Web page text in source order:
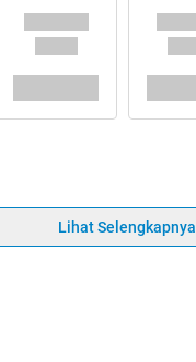
Lihat Selengkapnya